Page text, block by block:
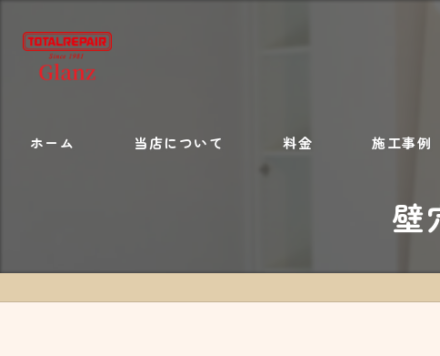
ホーム 当店について 料金 施工事例
壁